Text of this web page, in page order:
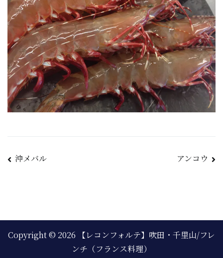
沖メバル アンコウ
Copyright © 2026
【レコンフォルテ】吹田・千里山/フレ
ンチ（フランス料理）